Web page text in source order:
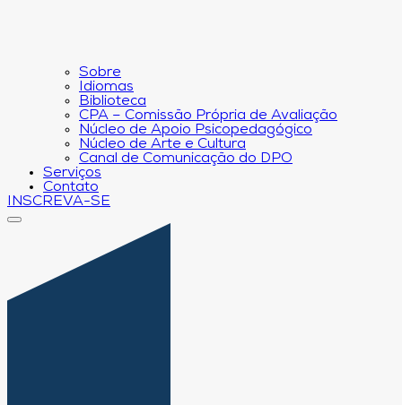
Sobre
Idiomas
Biblioteca
CPA – Comissão Própria de Avaliação
Núcleo de Apoio Psicopedagógico
Núcleo de Arte e Cultura
Canal de Comunicação do DPO
Serviços
Contato
INSCREVA-SE